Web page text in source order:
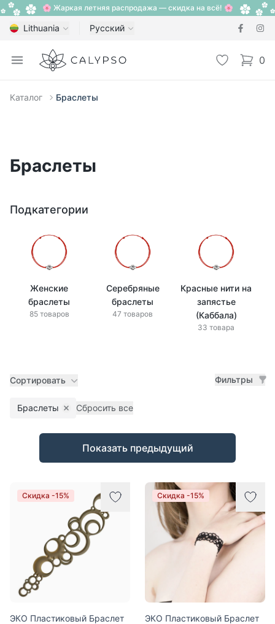
🌸 Жаркая летняя распродажа — скидка на всё! 🌸
Lithuania Русский
Open menu
Calypso Избранное
0
items
Каталог Браслеты
Браслеты
Подкатегории
Женские
браслеты
85 товаров
Серебряные
браслеты
47 товаров
Красные нити на
запястье
(Каббала)
33 товара
Сортировать Фильтры
Браслеты Remove filter
Сбросить все
Товары
Показать предыдущий
Скидка -15%
ЭКО Пластиковый Браслет
Скидка -15%
ЭКО Пластиковый Браслет